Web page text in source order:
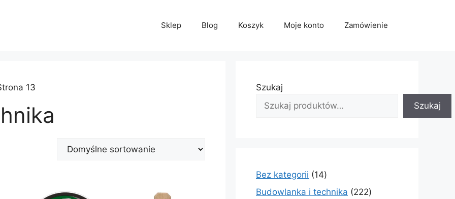
Sklep Blog Koszyk Moje konto Zamówienie
13
Szukaj
Szukaj
Bez kategorii 1414
produktów
Budowlanka i technika 222222